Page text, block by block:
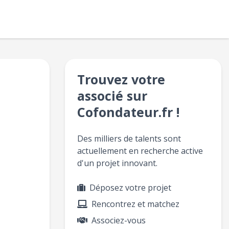
Trouvez votre
associé sur
Cofondateur.fr !
Des milliers de talents sont
actuellement en recherche active
d'un projet innovant.
Déposez votre projet
Rencontrez et matchez
Associez-vous